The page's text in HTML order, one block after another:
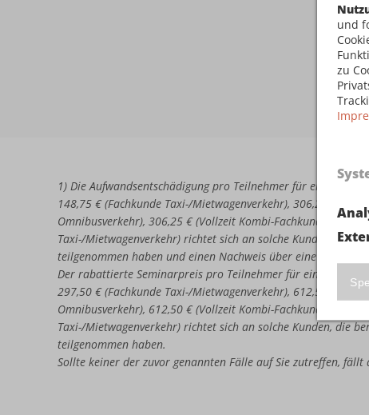
und
zu
1) Die Aufwandsentschädigung pro Teilnehmer für eine
148,75 € (Fachkunde Taxi-/Mietwagenverkehr), 306,25 €
Omnibusverkehr), 306,25 € (Vollzeit Kombi-Fachkunde
Taxi-/Mietwagenverkehr) richtet sich an solche Kunden, die
teilgenommen haben und einen Nachweis über eine nicht
Der rabattierte Seminarpreis pro Teilnehmer für eine
297,50 € (Fachkunde Taxi-/Mietwagenverkehr), 612,50 €
Omnibusverkehr), 612,50 € (Vollzeit Kombi-Fachkunde
Taxi-/Mietwagenverkehr) richtet sich an solche Kunden, die
teilgenommen haben.
Sollte keiner der zuvor genannten Fälle auf Sie zutreffen,